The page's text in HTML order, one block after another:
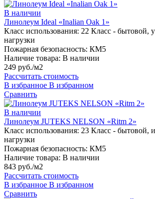
В наличии
Линолеум Ideal «Inalian Oak 1»
Класс использования: 22 Класс - бытовой,
нагрузки
Пожарная безопасность: КМ5
Наличие товара: В наличии
249 руб./м2
Рассчитать стоимость
В избранное В избранном
Сравнить
В наличии
Линолеум JUTEKS NELSON «Ritm 2»
Класс использования: 23 Класс - бытовой,
нагрузки
Пожарная безопасность: КМ5
Наличие товара: В наличии
843 руб./м2
Рассчитать стоимость
В избранное В избранном
Сравнить